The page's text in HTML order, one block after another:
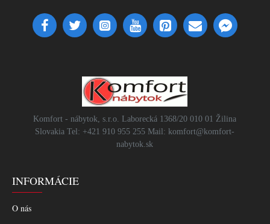
Komfort - nábytok, s.r.o. Laborecká 1368/20 010 01 Žilina
Slovakia Tel: +421 910 955 255 Mail: komfort@komfort-
nabytok.sk
INFORMÁCIE
O nás